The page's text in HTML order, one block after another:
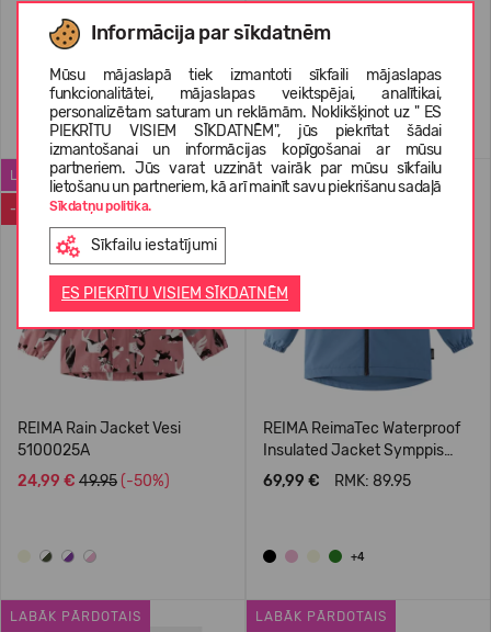
Informācija par sīkdatnēm
Mūsu mājaslapā tiek izmantoti sīkfaili mājaslapas
funkcionalitātei, mājaslapas veiktspējai, analītikai,
personalizētam saturam un reklāmām. Noklikšķinot uz " ES
PIEKRĪTU VISIEM SĪKDATNĒM", jūs piekrītat šādai
izmantošanai un informācijas kopīgošanai ar mūsu
partneriem. Jūs varat uzzināt vairāk par mūsu sīkfailu
lietošanu un partneriem, kā arī mainīt savu piekrišanu sadaļā
Sīkdatņu politika.
Sīkfailu iestatījumi
ES PIEKRĪTU VISIEM SĪKDATNĒM
69,99 €89.99(-22%)
Kids' 5400175A
74,95 €
+1
-50%
LABĀK PĀRDOTAIS
REIMA Rain Jacket Vesi
5100025A
24,99 € 49.95 (-50%)
WATERPROOF
REIMA ReimaTec Waterproof
Insulated Jacket Symppis
5100045B
69,99 € RMK: 89.95
+4
LABĀK PĀRDOTAIS LABĀK PĀRDOTAIS